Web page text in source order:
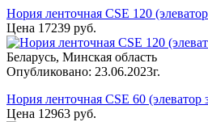
Нория ленточная CSE 120
Цена 17239 руб.
Беларусь, Минская область
Опубликовано: 23.06.2023г.
Нория ленточная CSE 60
Цена 12963 руб.